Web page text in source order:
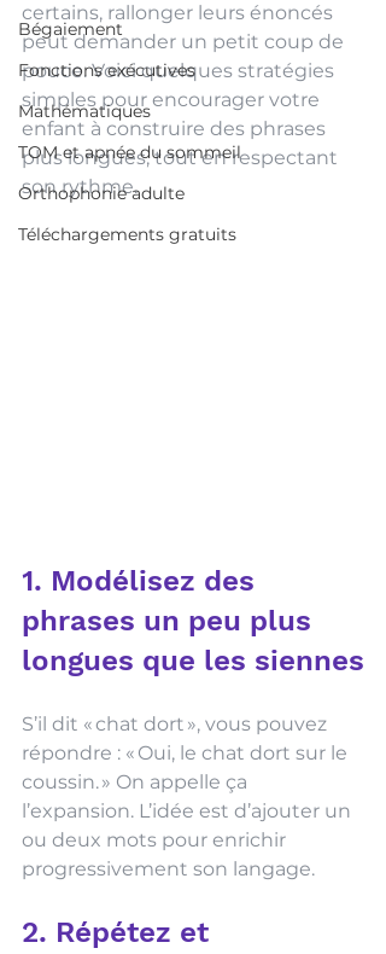
Bégaiement
Fonctions exécutives
Mathématiques
TOM et apnée du sommeil
Orthophonie adulte
Téléchargements gratuits
certains, rallonger leurs énoncés
peut demander un petit coup de
pouce. Voici quelques stratégies
simples pour encourager votre
enfant à construire des phrases
plus longues, tout en respectant
son rythme.
1. Modélisez des
phrases un peu plus
longues que les siennes
S’il dit « chat dort », vous pouvez
répondre : « Oui, le chat dort sur le
coussin. » On appelle ça
l’expansion. L’idée est d’ajouter un
ou deux mots pour enrichir
progressivement son langage.
2. Répétez et